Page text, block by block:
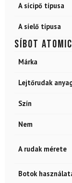
A sícipő típusa
A síelő típusa
Síbot
Márka
Lejtőrudak
Szín
Nem
A rudak mérete
Botok